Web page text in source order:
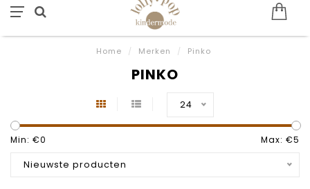
Home / Merken / Pinko
PINKO
24
Min: €0 Max: €5
Nieuwste producten